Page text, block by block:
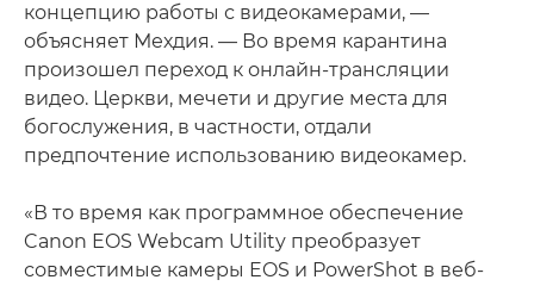
концепцию работы с видеокамерами, —
объясняет Мехдия. — Во время карантина
произошел переход к онлайн-трансляции
видео. Церкви, мечети и другие места для
богослужения, в частности, отдали
предпочтение использованию видеокамер.
«В то время как программное обеспечение
Canon EOS Webcam Utility преобразует
совместимые камеры EOS и PowerShot в веб-